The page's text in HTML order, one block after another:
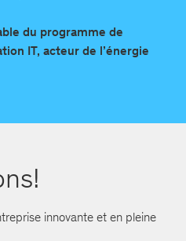
du programme de
IT, acteur de l’énergie
innovante et en pleine